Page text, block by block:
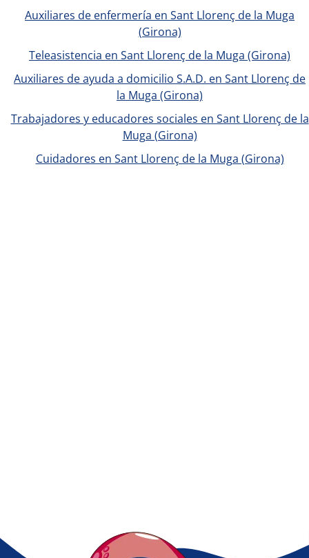
Auxiliares de enfermería en Sant Llorenç de la Muga
(Girona)
Teleasistencia en Sant Llorenç de la Muga (Girona)
Auxiliares de ayuda a domicilio S.A.D. en Sant Llorenç de
la Muga (Girona)
Trabajadores y educadores sociales en Sant Llorenç de la
Muga (Girona)
Cuidadores en Sant Llorenç de la Muga (Girona)